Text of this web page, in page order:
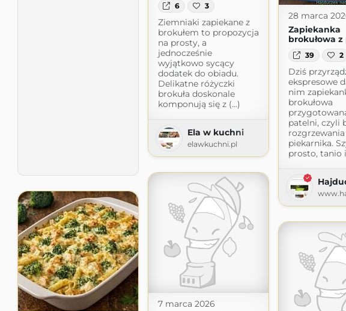
6 3
Ziemniaki zapiekane z
brokułem to propozycja
na prosty, a
jednocześnie
wyjątkowo sycący
dodatek do obiadu.
Delikatne różyczki
brokuła doskonale
komponują się z (...)
Ela w kuchni
elawkuchni.pl
28 marca
Zapiekanka
brokułowa
39 2
Dziś
ekspresowe
nim
brokułowa
patelni, czyli
rozgrzewania
piekarnika.
prosto, tanio i
7 marca 2026